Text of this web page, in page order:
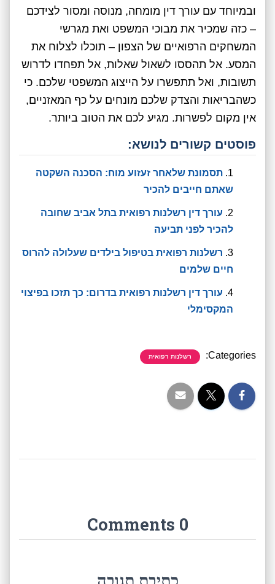
ובמיוחד עם עורך דין מומחה, מנוסה ומסור לצידכם
– כזה שמכיר את מבוכי המשפט ואת מגרשי
המשחקים הרפואיים של הצפון – תוכלו לצלוח את
המסע. אל תהססו לשאול שאלות, אל תפחדו לדרוש
תשובות, ואל תתפשרו על הייצוג המשפטי שלכם. כי
כשהבריאות והצדק שלכם מונחים על כף המאזניים,
אין מקום לפשרות. מגיע לכם את הטוב ביותר.
פוסטים קשורים לנושא:
תסמונת שלאחר זעזוע מוח: הסכנה השקטה
שאתם חייבים להכיר
עורך דין רשלנות רפואית בתל אביב שחובה
להכיר לפני תביעה
רשלנות רפואית בטיפול בילדים שעלולה להרוס
חיים שלמים
עורך דין רשלנות רפואית בדרום: כך תזכו בפיצוי
המקסימלי
Categories: רשלנות רפואית
0 Comments